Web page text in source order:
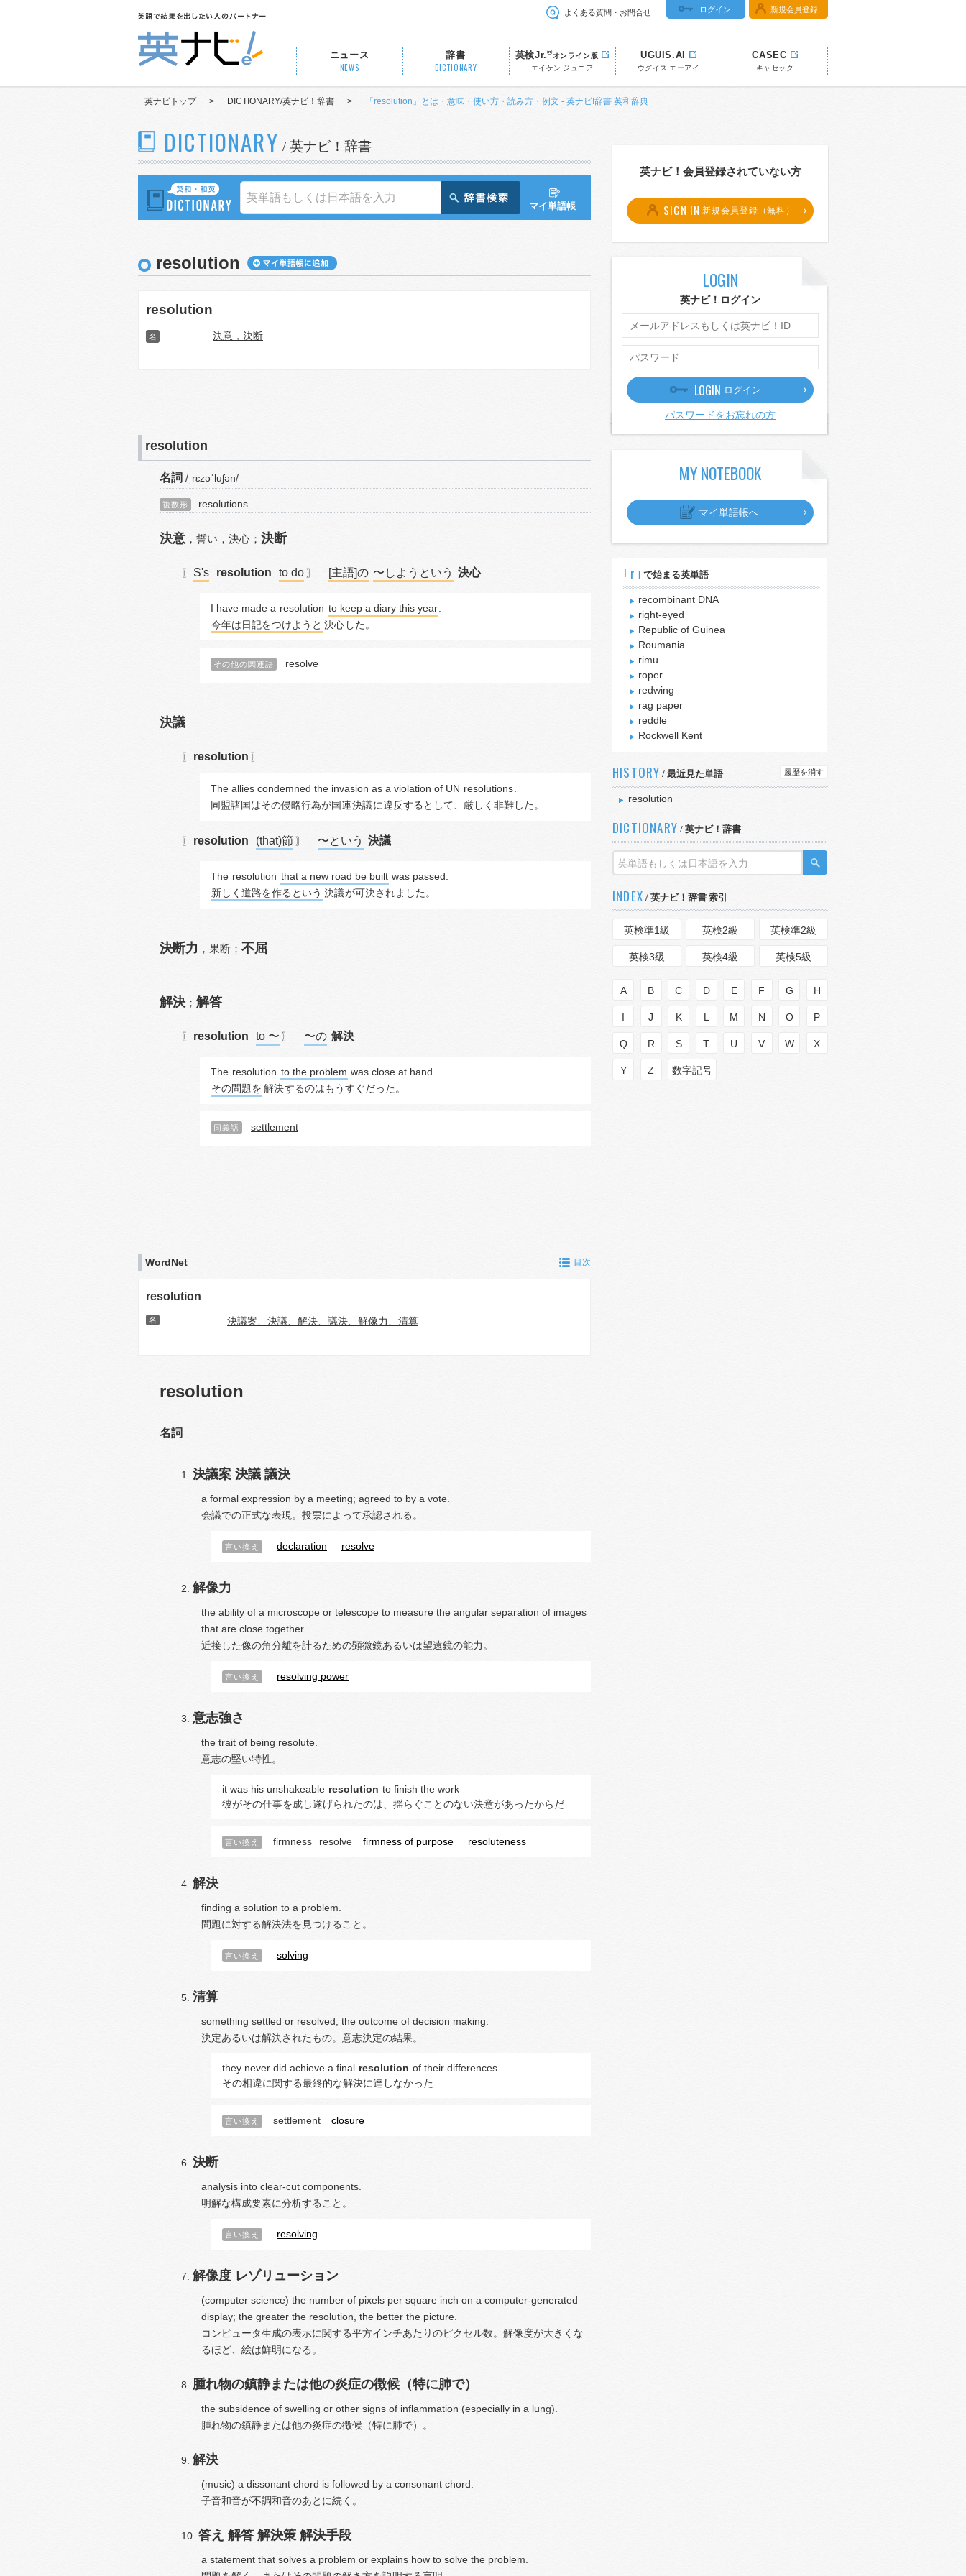
よくある質問・お問合せ ログイン 新規会員登録
ニュース
NEWS
辞書
DICTIONARY
英検Jr.®オンライン版
エイケン ジュニア
UGUIS.AI
ウグイス エーアイ
CASEC
キャセック
英ナビトップ > DICTIONARY/英ナビ！辞書 > 「resolution」とは・意味・使い方・読み方・例文 - 英ナビ!辞書 英和辞典
DICTIONARY / 英ナビ！辞書
マイ単語帳
resolution
resolution
名 決意，決断
resolution
名詞 /ˌrɛzəˈluʃən/
複数形 resolutions
決意 ， 誓い， 決心； 決断
〖 S's resolution to do 〗 [主語]の 〜しようという 決心
I have made a resolution to keep a diary this year
今年は日記をつけようと 決心 した。
その他の関連語 resolve
決議
〖 resolution 〗
The allies condemned the invasion as a violation of UN resolutions
同盟諸国はその侵略行為が国連決議に違反するとして、厳しく非難した。
〖 resolution (that)節 〗 〜という 決議
The resolution that a new road be built was passed.
新しく道路を作るという 決議が可決されました。
決断力 ， 果断； 不屈
解決 ； 解答
〖 resolution to 〜 〗 〜の 解決
The resolution to the problem was close at hand.
その問題を 解決するのはもうすぐだった。
同義語 settlement
WordNet 目次
resolution
名 決議案、決議、解決、議決、解像力、清算
resolution
名詞
決議案 決議 議決
a formal expression by a meeting; agreed to by a vote.
会議での正式な表現。投票によって承認される。
言い換え declaration resolve
解像力
the ability of a microscope or telescope to measure the angular separation of images
that are close together.
近接した像の角分離を計るための顕微鏡あるいは望遠鏡の能力。
言い換え resolving power
意志強さ
the trait of being resolute.
意志の堅い特性。
it was his unshakeable resolution to finish the work
彼がその仕事を成し遂げられたのは、揺らぐことのない決意があったからだ
言い換え firmness resolve firmness of purpose resoluteness
解決
finding a solution to a problem.
問題に対する解決法を見つけること。
言い換え solving
清算
something settled or resolved; the outcome of decision making.
決定あるいは解決されたもの。意志決定の結果。
they never did achieve a final resolution of their differences
その相違に関する最終的な解決に達しなかった
言い換え settlement closure
決断
analysis into clear-cut components.
明解な構成要素に分析すること。
言い換え resolving
解像度 レゾリューション
(computer science) the number of pixels per square inch on a computer-generated
display; the greater the resolution, the better the picture.
コンピュータ生成の表示に関する平方インチあたりのピクセル数。解像度が大きくな
るほど、絵は鮮明になる。
腫れ物の鎮静または他の炎症の徴候（特に肺で）
the subsidence of swelling or other signs of inflammation (especially in a lung).
腫れ物の鎮静または他の炎症の徴候（特に肺で）。
解決
(music) a dissonant chord is followed by a consonant chord.
子音和音が不調和音のあとに続く。
答え 解答 解決策 解決手段
a statement that solves a problem or explains how to solve the problem.
英ナビ！会員登録されていない方
SIGN IN 新規会員登録（無料）
LOGIN
英ナビ！ログイン
LOGIN ログイン
パスワードをお忘れの方
MY NOTEBOOK
マイ単語帳へ
｢r｣ で始まる英単語
recombinant DNA
right-eyed
Republic of Guinea
Roumania
rimu
roper
redwing
rag paper
reddle
Rockwell Kent
HISTORY / 最近見た単語 履歴を消す
resolution
DICTIONARY / 英ナビ！辞書
INDEX / 英ナビ！辞書 索引
英検準1級 英検2級 英検準2級
英検3級 英検4級 英検5級
A B C D E F G H
I J K L M N O P
Q R S T U V W X
Y Z 数字記号